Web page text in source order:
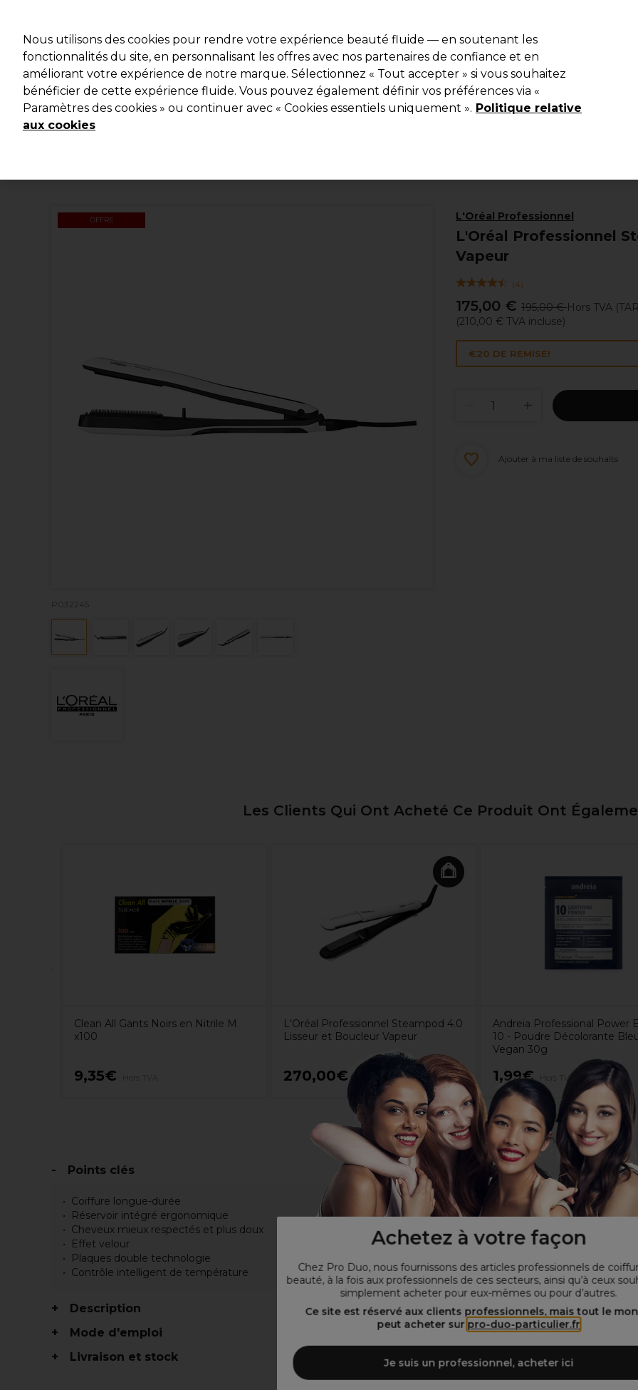
Achetez à votre façon
Chez Pro Duo, nous fournissons des articles professionnels de
beauté, à la fois aux professionnels de ces secteurs, ainsi qu’à ceux
simplement acheter pour eux-mêmes ou pour d’autres.
Ce site est réservé aux clients professionnels, mais tout le
peut acheter sur pro-duo-particulier.fr
Je suis un professionnel, acheter ici
Rechercher
Marques Bons plans Coiffure Electro et Matériel Equipement de salon Beauté Hommes Les
Livraison et délais
L'Oréal Professionnel
L'Oréal Professionnel
Vapeur
(4)
175,00 € 195,00 €Hors TVA
(210,00 € TVA incluse)
OFFRE
P032245
€20 DE REMISE!
Ajouter à ma liste de souhaits
Les Clients Qui Ont Acheté Ce Produit Ont
Clean All Gants Noirs en Nitrile M
x100
9,35€
L'Oréal Professionnel Steampod 4.0
Lisseur et Boucleur Vapeur
270,00€ Hors TVA
Andreia Professional Power
10 - Poudre Décolorante
Vegan 30g
1,99€ Hors TVA
Points clés
Coiffure longue-durée
Réservoir intégré ergonomique
Cheveux mieux respectés et plus doux
Effet velour
Plaques double technologie
Contrôle intelligent de température
Description
Mode d'emploi
Livraison et stock
Nous utilisons des cookies pour rendre votre expérience beauté fluide — en soutenant les
fonctionnalités du site, en personnalisant les offres avec nos partenaires de confiance et en
améliorant votre expérience de notre marque. Sélectionnez « Tout accepter » si vous souhaitez
bénéficier de cette expérience fluide. Vous pouvez également définir vos préférences via «
Paramètres des cookies » ou continuer avec « Cookies essentiels uniquement ». Politique relative
aux cookies